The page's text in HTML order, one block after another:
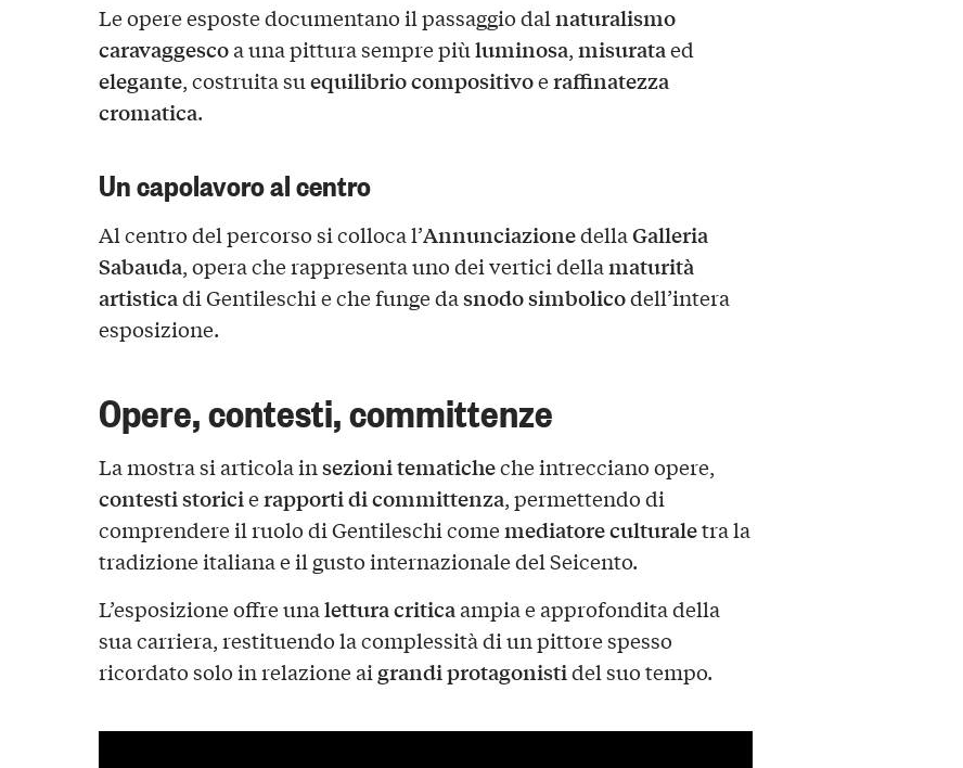
Le opere esposte documentano il passaggio dalnaturalismo
caravaggescoa una pittura sempre più luminosa,misurataed
elegante, costruita su equilibrio compositivoeraffinatezza
cromatica.
Un capolavoro al centro
Al centro del percorso si colloca l’AnnunciazionedellaGalleria
Sabauda, opera che rappresenta uno dei vertici dellamaturità
artisticadi Gentileschi e che funge dasnodo simbolicodell’intera
esposizione.
Opere, contesti, committenze
La mostra si articola insezioni tematicheche intrecciano opere,
contesti storicierapporti di committenza, permettendo di
comprendere il ruolo di Gentileschi comemediatore culturaletra la
tradizione italiana e il gusto internazionale del Seicento.
L’esposizione offre unalettura criticaampia e approfondita della
sua carriera, restituendo la complessità di un pittore spesso
ricordato solo in relazione aigrandi protagonistidel suo tempo.